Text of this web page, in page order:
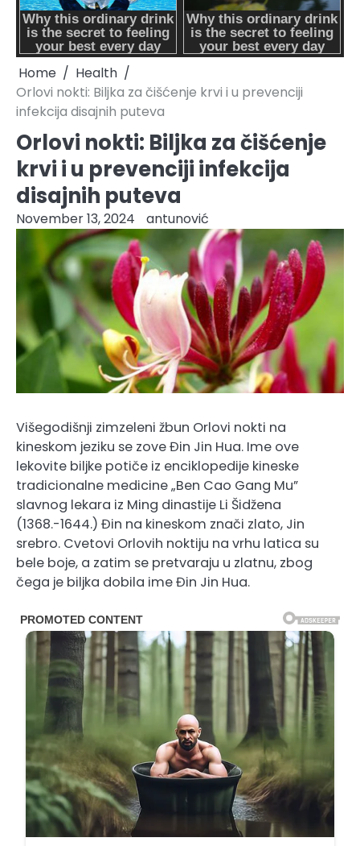
Home
Health
Orlovi nokti: Biljka za čišćenje krvi i u prevenciji
infekcija disajnih puteva
Orlovi nokti: Biljka za čišćenje
krvi i u prevenciji infekcija
disajnih puteva
November 13, 2024 antunović
Višegodišnji zimzeleni žbun Orlovi nokti na
kineskom jeziku se zove Đin Jin Hua. Ime ove
lekovite biljke potiče iz enciklopedije kineske
tradicionalne medicine „Ben Cao Gang Mu”
slavnog lekara iz Ming dinastije Li Šidžena
(1368.-1644.) Đin na kineskom znači zlato, Jin
srebro. Cvetovi Orlovih noktiju na vrhu latica su
bele boje, a zatim se pretvaraju u zlatnu, zbog
čega je biljka dobila ime Đin Jin Hua.